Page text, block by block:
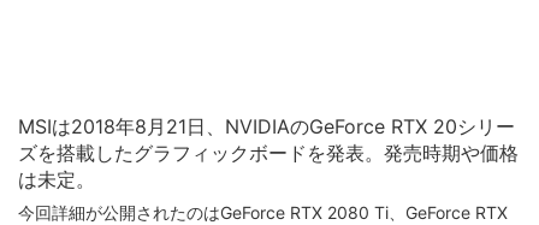
MSIは2018年8月21日、NVIDIAのGeForce RTX 20シリー
ズを搭載したグラフィックボードを発表。発売時期や価格
は未定。
今回詳細が公開されたのはGeForce RTX 2080 Ti、GeForce RTX